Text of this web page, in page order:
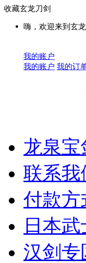
收藏玄龙刀剑
嗨，欢迎来到玄
我的账户
我的账户 我的订
龙泉宝
联系我
付款方
日本武
汉剑专